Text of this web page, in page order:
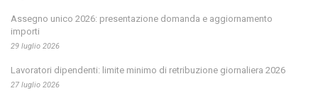
Assegno unico 2026: presentazione domanda e aggiornamento
importi
29 luglio 2026
Lavoratori dipendenti: limite minimo di retribuzione giornaliera 2026
27 luglio 2026